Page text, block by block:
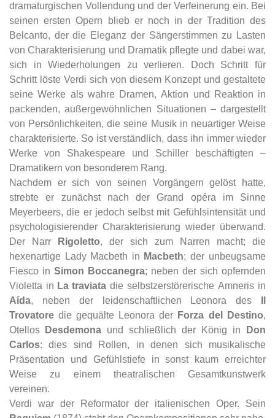
dramaturgischen Vollendung und der Verfeinerung ein. Bei
seinen ersten Opern blieb er noch in der Tradition des
Belcanto, der die Eleganz der Sängerstimmen zu Lasten
von Charakterisierung und Dramatik pflegte und dabei war,
sich in Wiederholungen zu verlieren. Doch Schritt für
Schritt löste Verdi sich von diesem Konzept und gestaltete
seine Werke als wahre Dramen, Aktion und Reaktion in
packenden, außergewöhnlichen Situationen – dargestellt
von Persönlichkeiten, die seine Musik in neuartiger Weise
charakterisierte. So ist verständlich, dass ihn immer wieder
Werke von Shakespeare und Schiller beschäftigten –
Dramatikern von besonderem Rang.
Nachdem er sich von seinen Vorgängern gelöst hatte,
strebte er zunächst nach der Grand opéra im Sinne
Meyerbeers, die er jedoch selbst mit Gefühlsintensität und
psychologisierender Charakterisierung wieder überwand.
Der Narr
Rigoletto, der sich zum Narren macht; die
hexenartige Lady Macbeth in Macbeth; der unbeugsame
Fiesco in Simon Boccanegra; neben der sich opfernden
Violetta in La traviata die selbstzerstörerische Amneris in
Aída, neben der leidenschaftlichen Leonora des
Trovatore die gequälte Leonora der Forza del Destino,
Otellos
Desdemona und schließlich der König in
Don
Carlos: dies sind Rollen, in denen sich musikalische
Präsentation und Gefühlstiefe in sonst kaum erreichter
Weise zu einem theatralischen Gesamtkunstwerk
vereinen.
Verdi war der Reformator der italienischen Oper. Sein